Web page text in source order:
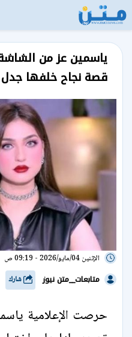
ياسمين عز من
قصة نجاح خلفها
الإثنين 04/مايو/2026 - 09:19 ص
متابعات__متن نيوز
حرصت الإعلامية